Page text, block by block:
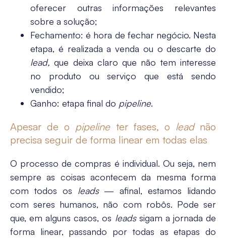
oferecer outras informações relevantes
sobre a solução;
Fechamento: é hora de fechar negócio. Nesta
etapa, é realizada a venda ou o descarte do
lead,que deixa claro que não tem interesse
no produto ou serviço que está sendo
vendido;
Ganho: etapa final do pipeline.
Apesar de o pipeline ter fases, o lead não
precisa seguir de forma linear em todas elas
O processo de compras é individual. Ou seja, nem
sempre as coisas acontecem da mesma forma
com todos os leads — afinal, estamos lidando
com seres humanos, não com robôs. Pode ser
que, em alguns casos, os leads sigam a jornada de
forma linear, passando por todas as etapas do